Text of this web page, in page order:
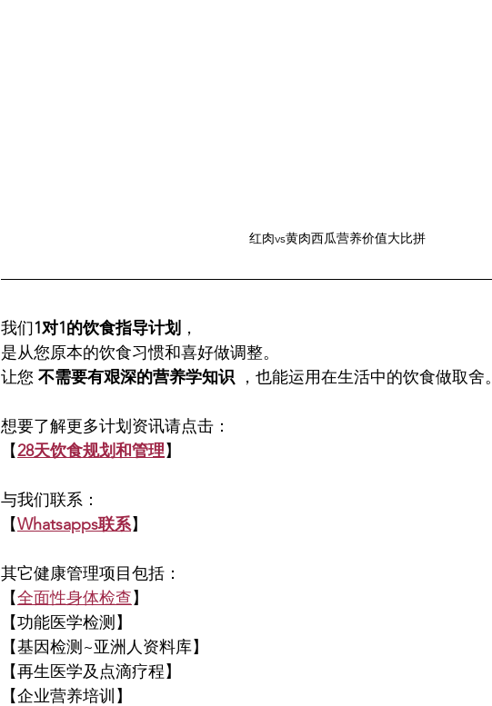
红肉vs黄肉西瓜营养价值大比拼
我们1对1的饮食指导计划 ，
是从您原本的饮食习惯和喜好做调整。
让您 不需要有艰深的营养学知识 ，也能运用在生活中的饮食做取舍。
想要了解更多计划资讯请点击：
【28天饮食规划和管理】
与我们联系：
【Whatsapps联系】
其它健康管理项目包括：
【全面性身体检查】
【功能医学检测】
【基因检测~亚洲人资料库】
【再生医学及点滴疗程】
【企业营养培训】